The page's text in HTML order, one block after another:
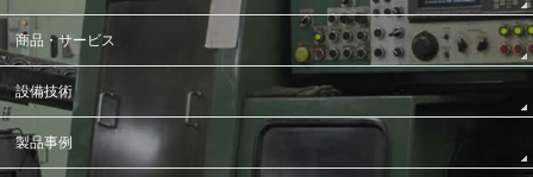
商品・サービス
設備技術
製品事例